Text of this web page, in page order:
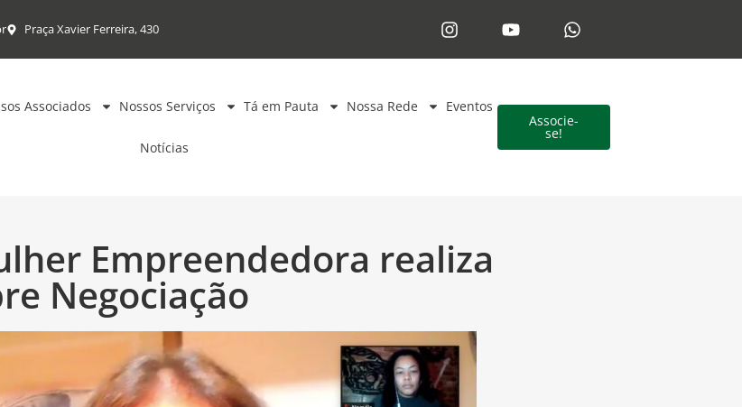
Praça Xavier Ferreira, 430
Associados Nossos Serviços Tá em Pauta Nossa Rede Eventos
Notícias
Associe-
se!
Empreendedora realiza
Negociação